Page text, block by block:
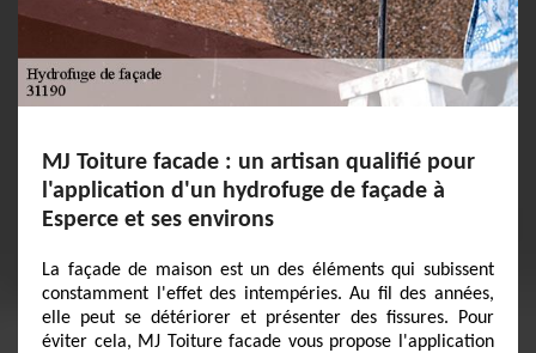
MJ Toiture facade : un artisan qualifié pour
l'application d'un hydrofuge de façade à
Esperce et ses environs
La façade de maison est un des éléments qui subissent
constamment l'effet des intempéries. Au fil des années,
elle peut se détériorer et présenter des fissures. Pour
éviter cela, MJ Toiture facade vous propose l'application